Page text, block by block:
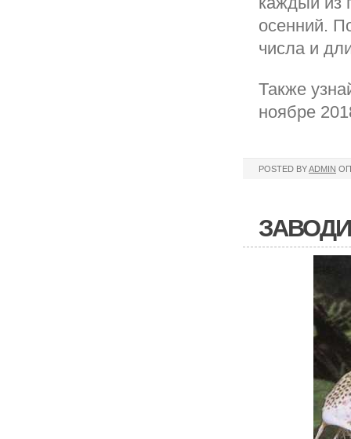
осенний.
числа и
Также
ноябре
POSTED BYADMIN